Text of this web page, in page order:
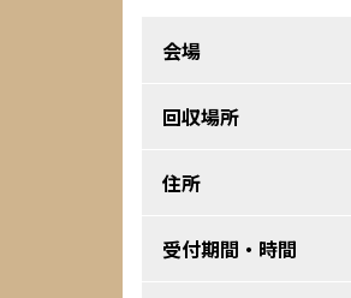
会場
回収場所
住所
受付期間・時間